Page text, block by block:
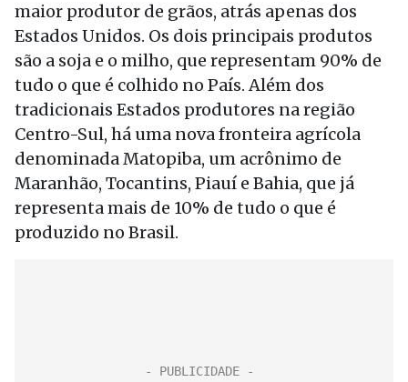
maior produtor de grãos, atrás apenas dos
Estados Unidos. Os dois principais produtos
são a soja e o milho, que representam 90% de
tudo o que é colhido no País. Além dos
tradicionais Estados produtores na região
Centro-Sul, há uma nova fronteira agrícola
denominada Ma­­topiba, um acrônimo de
Maranhão, Tocantins, Piauí e Bahia, que já
representa mais de 10% de tudo o que é
produzido no Brasil.